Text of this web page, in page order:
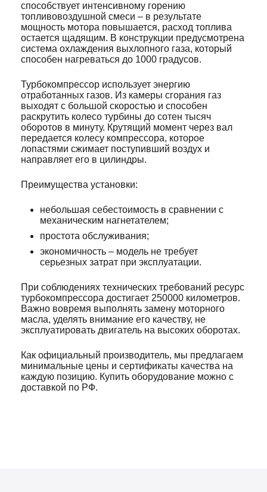
способствует интенсивному горению
топливовоздушной смеси – в результате
мощность мотора повышается, расход топлива
остается щадящим. В конструкции предусмотрена
система охлаждения выхлопного газа, который
способен нагреваться до 1000 градусов.
Турбокомпрессор использует энергию
отработанных газов. Из камеры сгорания газ
выходят с большой скоростью и способен
раскрутить колесо турбины до сотен тысяч
оборотов в минуту. Крутящий момент через вал
передается колесу компрессора, которое
лопастями сжимает поступивший воздух и
направляет его в цилиндры.
Преимущества установки:
небольшая себестоимость в сравнении с
механическим нагнетателем;
простота обслуживания;
экономичность – модель не требует
серьезных затрат при эксплуатации.
При соблюдениях технических требований ресурс
турбокомпрессора достигает 250000 километров.
Важно вовремя выполнять замену моторного
масла, уделять внимание его качеству, не
эксплуатировать двигатель на высоких оборотах.
Как официальный производитель, мы предлагаем
минимальные цены и сертификаты качества на
каждую позицию. Купить оборудование можно с
доставкой по РФ.